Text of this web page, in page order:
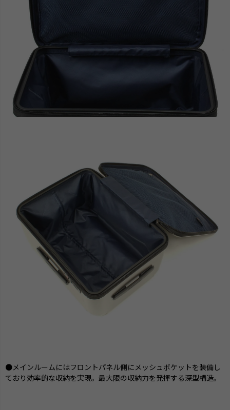
●メインルームにはフロントパネル側にメッシュポケットを装備し
ており効率的な収納を実現。最大限の収納力を発揮する深型構造。